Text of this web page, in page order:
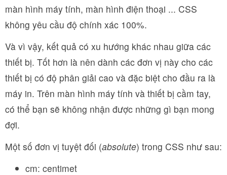
màn hình máy tính, màn hình điện thoại ... CSS
không yêu cầu độ chính xác 100%.
Và vì vậy, kết quả có xu hướng khác nhau giữa các
thiết bị. Tốt hơn là nên dành các đơn vị này cho các
thiết bị có độ phân giải cao và đặc biệt cho đầu ra là
máy in. Trên màn hình máy tính và thiết bị cầm tay,
có thể bạn sẽ không nhận được những gì bạn mong
đợi.
Một số đơn vị tuyệt đối (absolute) trong CSS như sau:
cm: centimet